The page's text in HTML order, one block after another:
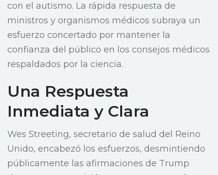
con el autismo. La rápida respuesta de
ministros y organismos médicos subraya un
esfuerzo concertado por mantener la
confianza del público en los consejos médicos
respaldados por la ciencia.
Una Respuesta
Inmediata y Clara
Wes Streeting, secretario de salud del Reino
Unido, encabezó los esfuerzos, desmintiendo
públicamente las afirmaciones de Trump